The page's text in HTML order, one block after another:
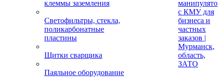
клеммы заземления
Светофильтры, стекла,
поликарбонатные
пластины
Щитки сварщика
Паяльное оборудование
с КМУ для
бизнеса и
частных
заказов |
Мурманск,
область,
ЗАТО